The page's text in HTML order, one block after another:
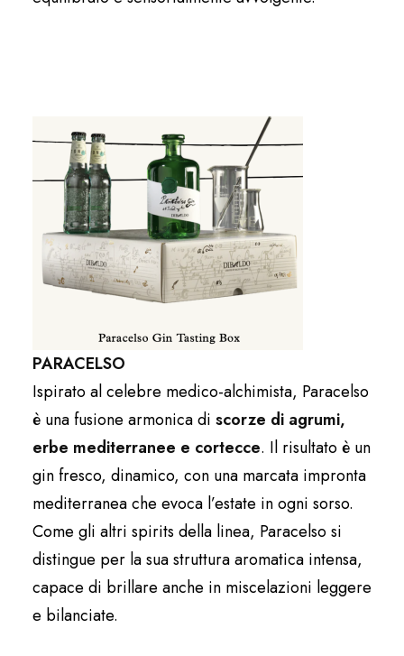
PARACELSO
Ispirato al celebre medico-alchimista, Paracelso
è una fusione armonica di scorze di agrumi,
erbe mediterranee e cortecce. Il risultato è un
gin fresco, dinamico, con una marcata impronta
mediterranea che evoca l’estate in ogni sorso.
Come gli altri spirits della linea, Paracelso si
distingue per la sua struttura aromatica intensa,
capace di brillare anche in miscelazioni leggere
e bilanciate.